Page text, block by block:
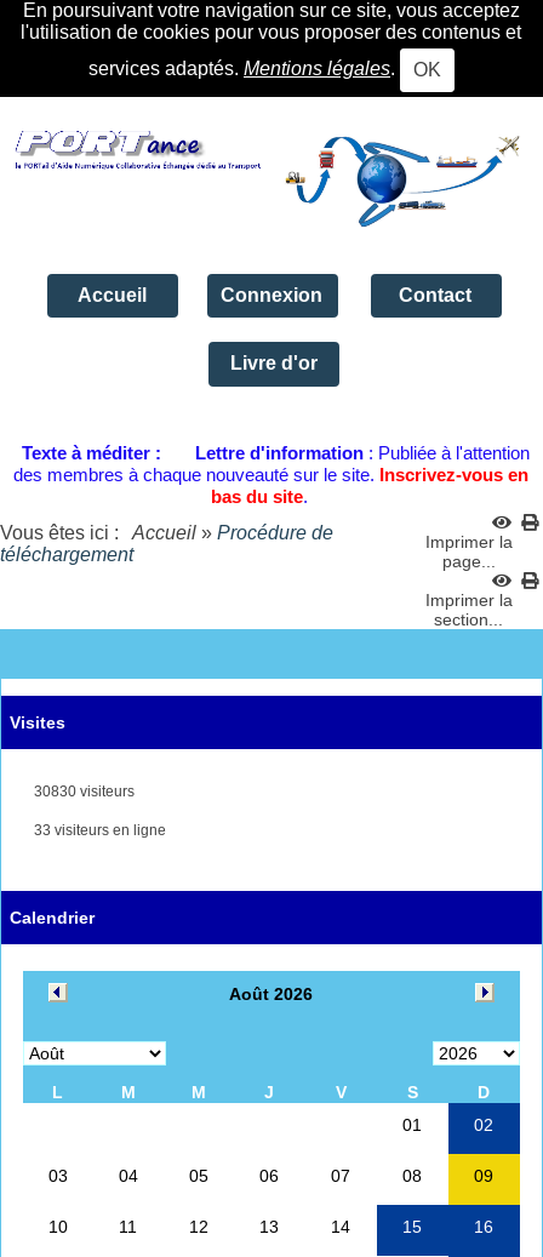
En poursuivant votre navigation sur ce site, vous acceptez
l'utilisation de cookies pour vous proposer des contenus et
services adaptés. Mentions légales. OK
Accueil Connexion Contact
Livre d'or
Texte à méditer : Lettre d'information : Publiée à l'attention
des membres à chaque nouveauté sur le site. Inscrivez-vous en
bas du site.
Vous êtes ici :
Accueil » Procédure de
téléchargement
Imprimer la
page...
Imprimer la
section...
Visites
30830 visiteurs
33 visiteurs en ligne
Calendrier